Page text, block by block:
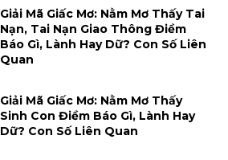
Giải Mã Giấc Mơ: Nằm Mơ Thấy Tai
Nạn, Tai Nạn Giao Thông Điềm
Báo Gì, Lành Hay Dữ? Con Số Liên
Quan
Giải Mã Giấc Mơ: Nằm Mơ Thấy
Sinh Con Điềm Báo Gì, Lành Hay
Dữ? Con Số Liên Quan